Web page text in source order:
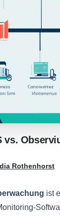
vs.
Rothenhorst
ist